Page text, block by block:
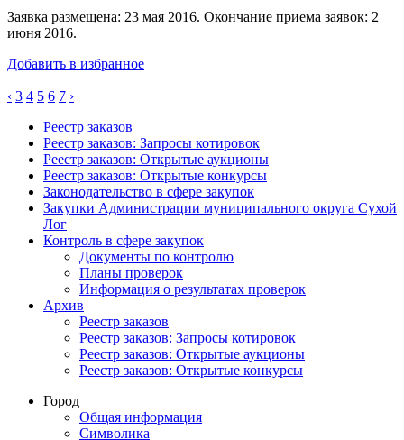
Заявка размещена: 23 мая 2016. Окончание приема заявок: 2
июня 2016.
Добавить в избранное
‹ 3 4 5 6 7 ›
Реестр заказов
Реестр заказов: Запросы котировок
Реестр заказов: Открытые аукционы
Реестр заказов: Открытые конкурсы
Законодательство в сфере закупок
Закупки Администрации муниципального округа Сухой
Лог
Контроль в сфере закупок
Документы по контролю
Планы проверок
Информация о результатах проверок
Архив
Реестр заказов
Реестр заказов: Запросы котировок
Реестр заказов: Открытые аукционы
Реестр заказов: Открытые конкурсы
Город
Общая информация
Символика